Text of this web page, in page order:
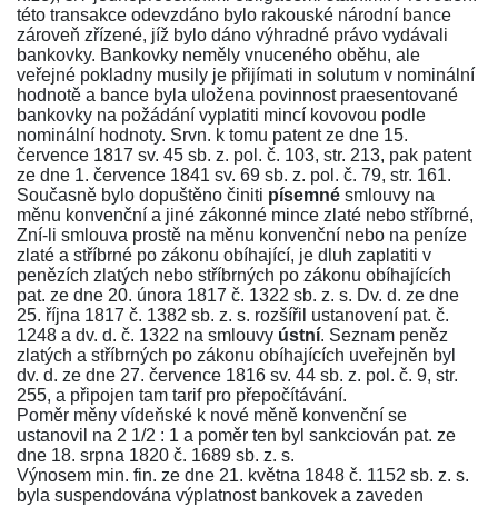
této transakce odevzdáno bylo rakouské národní bance
zároveň zřízené, jíž bylo dáno výhradné právo vydávali
bankovky. Bankovky neměly vnuceného oběhu, ale
veřejné pokladny musily je přijímati in solutum v nominální
hodnotě a bance byla uložena povinnost praesentované
bankovky na požádání vyplatiti mincí kovovou podle
nominální hodnoty. Srvn. k tomu patent ze dne 15.
července 1817 sv. 45 sb. z. pol. č. 103, str. 213, pak patent
ze dne 1. července 1841 sv. 69 sb. z. pol. č. 79, str. 161.
Současně bylo dopuštěno činiti písemné smlouvy na
měnu konvenční a jiné zákonné mince zlaté nebo stříbrné,
Zní-li smlouva prostě na měnu konvenční nebo na peníze
zlaté a stříbrné po zákonu obíhající, je dluh zaplatiti v
penězích zlatých nebo stříbrných po zákonu obíhajících
pat. ze dne 20. února 1817 č. 1322 sb. z. s. Dv. d. ze dne
25. října 1817 č. 1382 sb. z. s. rozšířil ustanovení pat. č.
1248 a dv. d. č. 1322 na smlouvy ústní. Seznam peněz
zlatých a stříbrných po zákonu obíhajících uveřejněn byl
dv. d. ze dne 27. července 1816 sv. 44 sb. z. pol. č. 9, str.
255, a připojen tam tarif pro přepočítávání.
Poměr měny vídeňské k nové měně konvenční se
ustanovil na 2 1/2 : 1 a poměr ten byl sankciován pat. ze
dne 18. srpna 1820 č. 1689 sb. z. s.
Výnosem min. fin. ze dne 21. května 1848 č. 1152 sb. z. s.
byla suspendována výplatnost bankovek a zaveden